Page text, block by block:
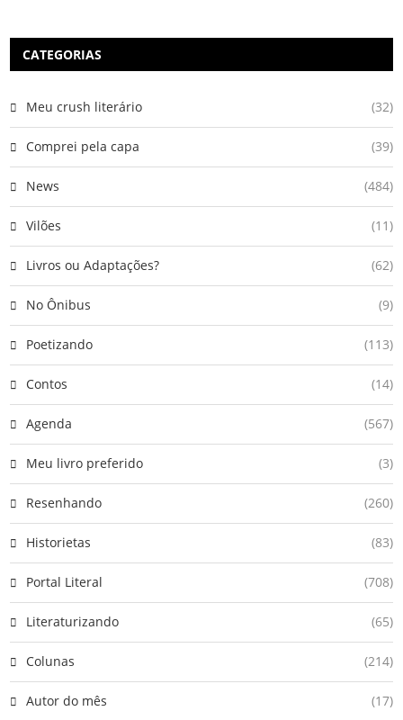
CATEGORIAS
Meu crush literário (32)
Comprei pela capa (39)
News (484)
Vilões (11)
Livros ou Adaptações? (62)
No Ônibus (9)
Poetizando (113)
Contos (14)
Agenda (567)
Meu livro preferido (3)
Resenhando (260)
Historietas (83)
Portal Literal (708)
Literaturizando (65)
Colunas (214)
Autor do mês (17)